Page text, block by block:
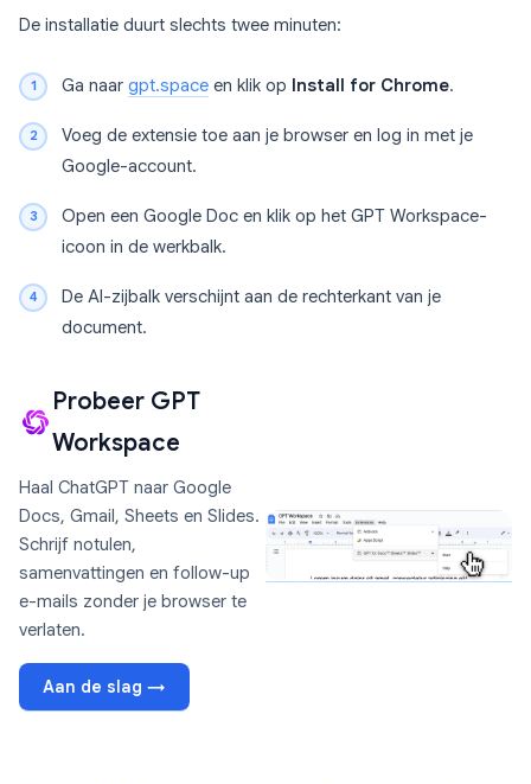
De installatie duurt slechts twee minuten:
Ga naar gpt.space en klik op Install for Chrome.
Voeg de extensie toe aan je browser en log in met je
Google-account.
Open een Google Doc en klik op het GPT Workspace-
icoon in de werkbalk.
De AI-zijbalk verschijnt aan de rechterkant van je
document.
Probeer GPT
Workspace
Haal ChatGPT naar Google
Docs, Gmail, Sheets en Slides.
Schrijf notulen,
samenvattingen en follow-up
e-mails zonder je browser te
verlaten.
Aan de slag →